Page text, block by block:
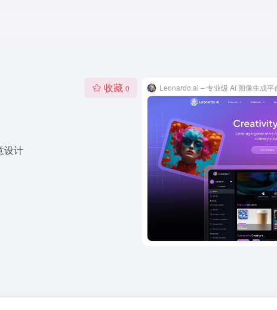
收藏 0
设计
Leonardo.ai – 专业级 AI 图像生成平